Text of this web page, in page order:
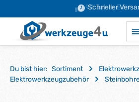
Zum Hauptinhalt springenSchneller
90 Jahre
Du bist hier: Sortiment
Elektrowerkzeugzubehör